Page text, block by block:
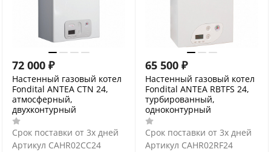
72 000 ₽
Настенный газовый котел
Fondital ANTEA CTN 24,
атмосферный,
двухконтурный
Срок поставки от 3х дней
Артикул CAHR02CC24
65 500 ₽
Настенный газовый котел
Fondital ANTEA RBTFS 24,
турбированный,
одноконтурный
Срок поставки от 3х дней
Артикул CAHR02RF24